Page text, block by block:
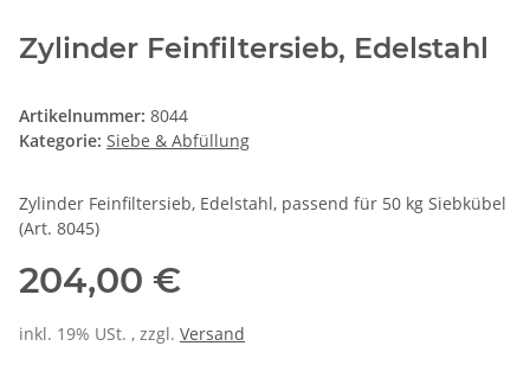
Zylinder Feinfiltersieb, Edelstahl
Artikelnummer: 8044
Kategorie: Siebe & Abfüllung
Zylinder Feinfiltersieb, Edelstahl, passend für 50 kg Siebkübel
(Art. 8045)
204,00 €
inkl. 19% USt. , zzgl. Versand